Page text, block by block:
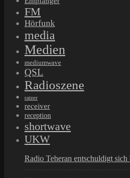
FM
Hörfunk
media
Medien
mediumwave
QSL
Radioszene
ratzer
receiver
reception
shortwave
UKW
Radio Teheran entschuldigt sich